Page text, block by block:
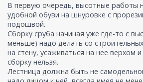
В первую очередь, высотные работы
удобной обуви на шнуровке с
подошвой.
Сборку сруба начиная уже где-то с
меньше) надо делать со
на стену, усаживаться на нее верхом
сборку нельзя.
Лестница должна быть не